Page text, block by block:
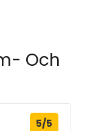
Och
5/5